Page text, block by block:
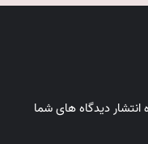
انتشار دیدگاه های شما